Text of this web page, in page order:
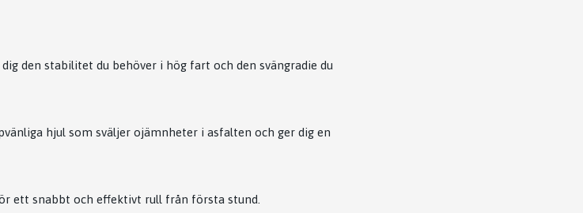
dig den stabilitet du behöver i hög fart och den svängradie du
hjul som sväljer ojämnheter i asfalten och ger dig en
ett snabbt och effektivt rull från första stund.